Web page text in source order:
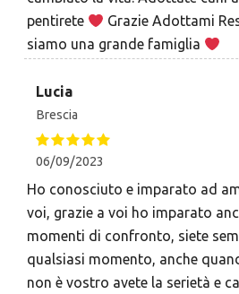
pentirete
Grazie Adottami
siamo una grande famiglia
Lucia
Brescia
06/09/2023
Ho conosciuto e imparato ad
voi, grazie a voi ho imparato
momenti di confronto, siete
qualsiasi momento, anche
non è vostro avete la serietà e